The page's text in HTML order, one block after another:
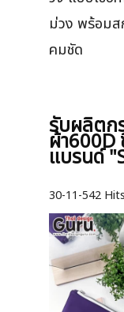
ม่วง พร้อม
คมชัด
รับผลิตก
ผ้า600D
แบรนด์
30-11-542